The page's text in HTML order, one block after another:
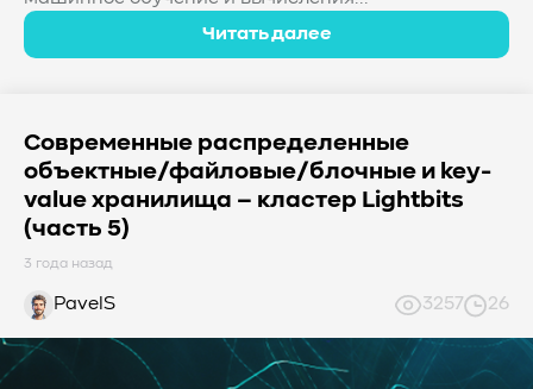
Читать далее
Современные распределенные
объектные/файловые/блочные и key-
value хранилища – кластер Lightbits
(часть 5)
3 года назад
PavelS 3257 26